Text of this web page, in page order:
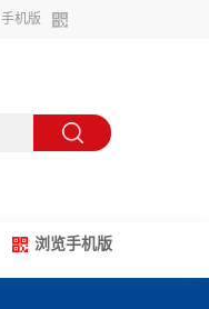
手机版
浏览手机版